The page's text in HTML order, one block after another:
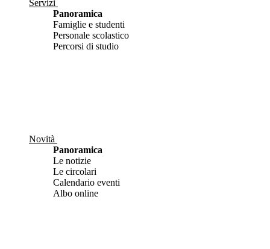
Servizi
Panoramica
Famiglie e studenti
Personale scolastico
Percorsi di studio
Novità
Panoramica
Le notizie
Le circolari
Calendario eventi
Albo online